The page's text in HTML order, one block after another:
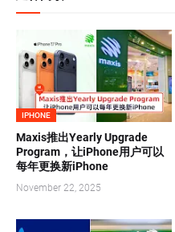
IPHONE
Maxis推出Yearly Upgrade
Program，让iPhone用户可以
每年更换新iPhone
November 22, 2025